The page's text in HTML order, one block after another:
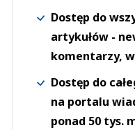
Dostęp do
artykułów -
komentarzy,
Dostęp do
na portalu
ponad 50 tys.